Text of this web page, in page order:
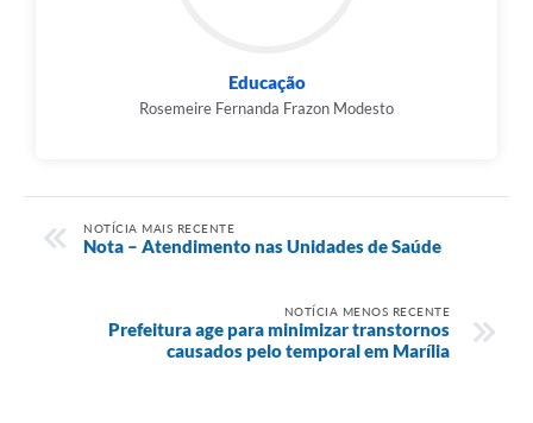
Educação
Rosemeire Fernanda Frazon Modesto
NOTÍCIA MAIS RECENTE
Nota – Atendimento nas Unidades de Saúde
NOTÍCIA MENOS RECENTE
Prefeitura age para minimizar transtornos
causados pelo temporal em Marília